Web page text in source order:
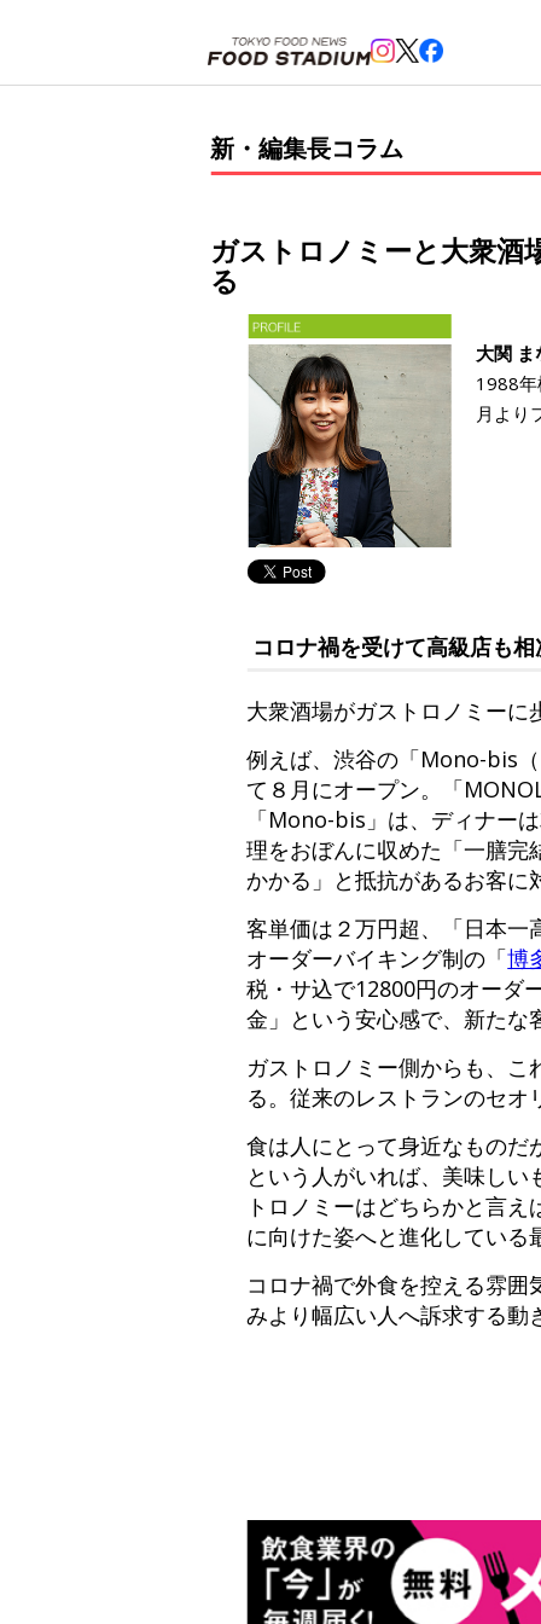
新・編集長コラム
ガストロノミーと大衆酒
る
大関 ま
1988年
月より
コロナ禍を受けて高級店も
大衆酒場がガストロノミー
例えば、渋谷の「Mono-bis
て８月にオープン。「
「Mono-bis」は、ディナー
理をおぼんに収めた「一膳完
かかる」と抵抗があるお客に
客単価は２万円超、「日本一
オーダーバイキング制の「博
税・サ込で12800円のオーダ
金」という安心感で、新たな
ガストロノミー側からも、
る。従来のレストランのセ
食は人にとって身近なものだ
という人がいれば、美味し
トロノミーはどちらかと言
に向けた姿へと進化している
コロナ禍で外食を控える雰
みより幅広い人へ訴求する動